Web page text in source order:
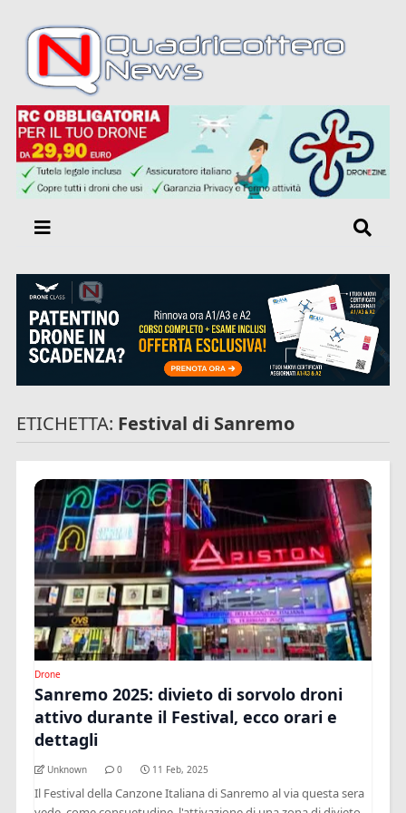
ETICHETTA: Festival di Sanremo
Drone
Sanremo 2025: divieto di sorvolo droni
attivo durante il Festival, ecco orari e
dettagli
Unknown 0 11 Feb, 2025
Il Festival della Canzone Italiana di Sanremo al via questa sera